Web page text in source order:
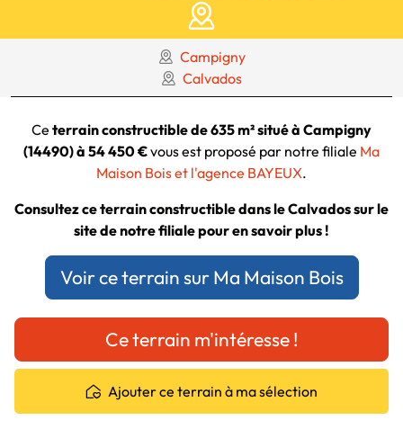
Campigny
Calvados
Ce terrain constructible de 635 m² situé à Campigny
(14490) à 54 450 €vous est proposé par notre filiale Ma
Maison Bois et l'agence BAYEUX.
Consultez ce terrain constructible dans le Calvados sur le
site de notre filiale pour en savoir plus !
Voir ce terrain sur Ma Maison Bois
Ce terrain m'intéresse !
Ajouter ce terrain à ma sélection